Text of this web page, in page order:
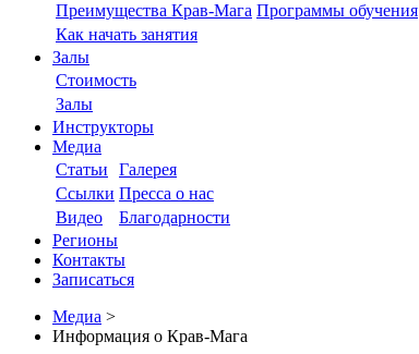
Преимущества Крав-Мага Программы обучения
Как начать занятия
Залы
Стоимость
Залы
Инструкторы
Медиа
Статьи
Галерея
Ссылки Пресса о нас
Видео
Благодарности
Регионы
Контакты
Записаться
Медиа >
Информация о Крав-Мага